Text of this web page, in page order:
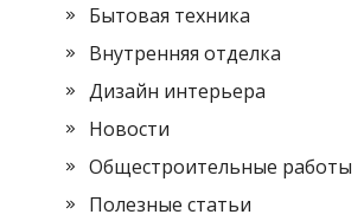
Бытовая техника
Внутренняя отделка
Дизайн интерьера
Новости
Общестроительные работы
Полезные статьи